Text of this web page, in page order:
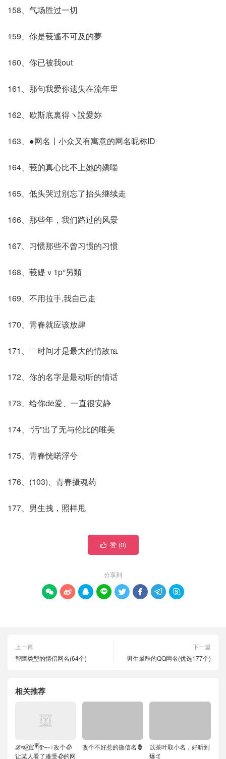
158、气场胜过一切
159、伱是莪遙不可及的夢
160、你已被我out
161、那句我爱你遗失在流年里
162、歇斯底裏得ヽ說愛妳
163、●网名丨小众又有寓意的网名昵称ID
164、莪的真心比不上她的嬌喘
165、低头哭过别忘了抬头继续走
166、那些年，我们路过的风景
167、习惯那些不曾习惯的习惯
168、莪媞ｖ1p°另類
169、不用拉手,我自己走
170、青春就应该放肆
171、﹋时间才是最大的情敌℡
172、你的名字是最动听的情话
173、给你dē爱、一直很安静
174、“污”出了无与伦比的唯美
175、青春恍喏浮兮
176、(103)、青春摄魂药
177、男生拽，照样甩
 赞 (0)
分享到
       
上一篇
智障类型的情侣网名(64个)
下一篇
男生最酷的QQ网名(优选177个)
相关推荐
ℒᎭℯ⃝宝ཀོོ࿐˶⍤改个🥀
让某人看了难受🥀的网
改个不好惹的微信名🦍
以茶叶取小名，好听到
爆🤙